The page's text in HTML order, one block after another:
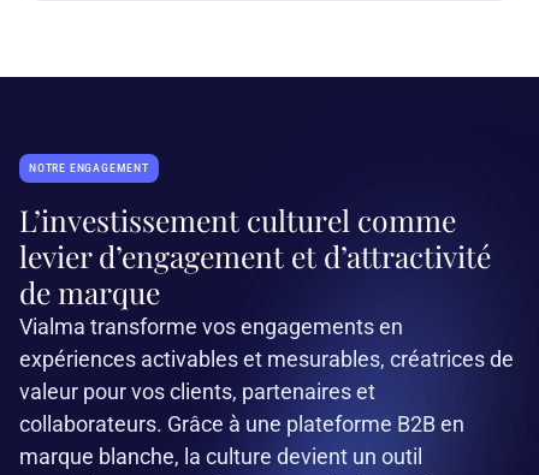
NOTRE ENGAGEMENT
L’investissement culturel comme
levier d’engagement et d’attractivité
de marque
Vialma transforme vos engagements en
expériences activables et mesurables, créatrices de
valeur pour vos clients, partenaires et
collaborateurs. Grâce à une plateforme B2B en
marque blanche, la culture devient un outil